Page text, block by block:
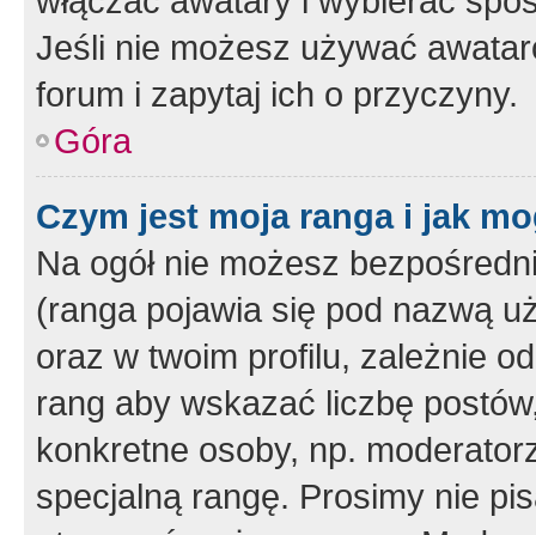
Jeśli nie możesz używać
forum i zapytaj ich o przyczyny.
Góra
Czym jest moja ranga i jak
Na ogół nie możesz
(ranga pojawia się pod nazwą
oraz w twoim profilu, zależnie
rang aby wskazać liczbę
konkretne osoby, np.
specjalną rangę. Prosimy nie